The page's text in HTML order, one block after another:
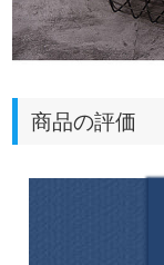
商品の評価